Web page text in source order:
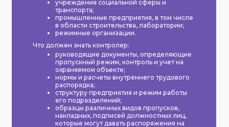
учреждения социальной сферы и
транспорта;
промышленные предприятия, в том числе
в области строительства, лаборатории;
режимные организации.
Что должен знать контролер:
руководящие документы, определяющие
пропускный режим, контроль и учет на
охраняемом объекте;
нормы и расчеты внутреннего трудового
распорядка;
структуру предприятия и режим работы
его подразделений;
образцы различных видов пропусков,
накладных, подписей должностных лиц,
которые могут давать распоряжения на